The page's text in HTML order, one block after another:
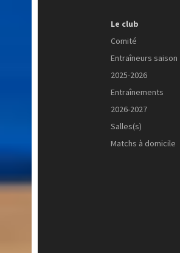
Le club
Comité
Entraîneurs saison
2025-2026
Entraînements
2026-2027
Salles(s)
Matchs à domicile